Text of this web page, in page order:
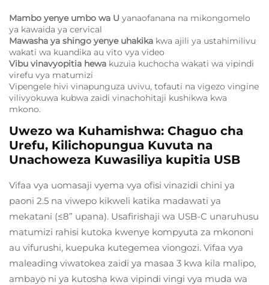
Mambo yenye umbo wa U yanaofanana na mikongomelo
ya kawaida ya cervical
Mawasha ya shingo yenye uhakika kwa ajili ya ustahimilivu
wakati wa kuandika au vito vya video
Vibu vinavyopitia hewa kuzuia kuchocha wakati wa vipindi
virefu vya matumizi
Vipengele hivi vinapunguza uvivu, tofauti na vigezo vingine
vilivyokuwa kubwa zaidi vinachohitaji kushikwa kwa
mkono.
Uwezo wa Kuhamishwa: Chaguo cha
Urefu, Kilichopungua Kuvuta na
Unachoweza Kuwasiliya kupitia USB
Vifaa vya uomasaji vyema vya ofisi vinazidi chini ya
paoni 2.5 na viwepo kikweli katika madawati ya
mekatani (≤8” upana). Usafirishaji wa USB-C unaruhusu
matumizi rahisi kutoka kwenye kompyuta za mkononi
au vifurushi, kuepuka kutegemea viongozi. Vifaa vya
maleading viwatokea zaidi ya masaa 3 kwa kila malipo,
ambayo ni ya kutosha kwa vipindi vingi vya muda wa